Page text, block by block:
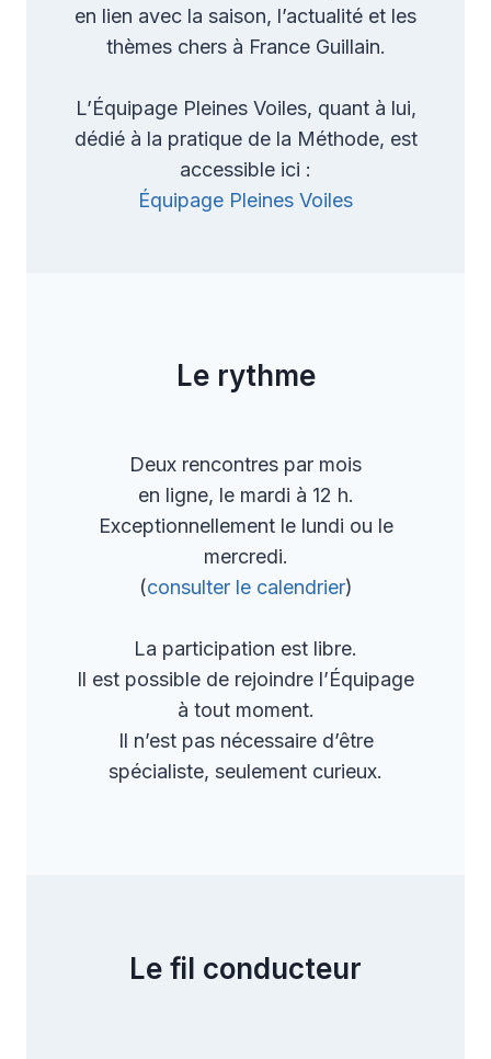
en lien avec la saison, l’actualité et les
thèmes chers à France Guillain.
L’Équipage Pleines Voiles, quant à lui,
dédié à la pratique de la Méthode, est
accessible ici :
Équipage Pleines Voiles
Le rythme
Deux rencontres par mois
en ligne, le mardi à 12 h.
Exceptionnellement le lundi ou le
mercredi.
(consulter le calendrier)
La participation est libre.
Il est possible de rejoindre l’Équipage
à tout moment.
Il n’est pas nécessaire d’être
spécialiste, seulement curieux.
Le fil conducteur